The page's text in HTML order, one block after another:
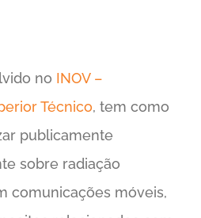
no INOV –
Técnico, tem como
publicamente
sobre radiação
comunicações móveis,